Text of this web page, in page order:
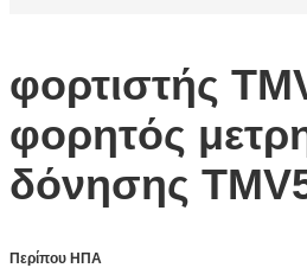
φορτιστής
φορητός
δόνησης
Περίπου ΗΠΑ